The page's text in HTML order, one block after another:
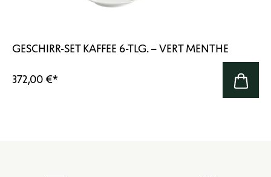
GESCHIRR-SET KAFFEE 6-TLG. – VERT MENTHE
372,00 €*